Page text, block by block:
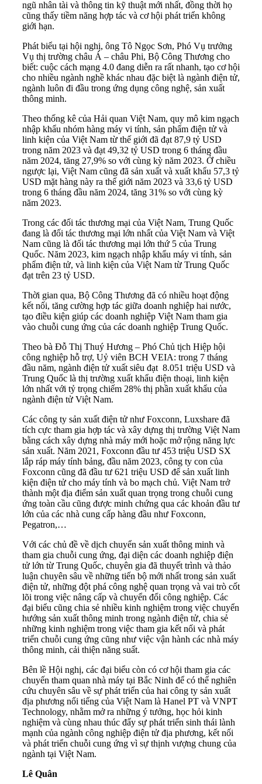
ngũ nhân tài và thông tin kỹ thuật mới nhất, đồng thời họ
cũng thấy tiềm năng hợp tác và cơ hội phát triển không
giới hạn.
Phát biểu tại hội nghị, ông Tô Ngọc Sơn, Phó Vụ trưởng
Vụ thị trường châu Á – châu Phi, Bộ Công Thương cho
biết: cuộc cách mạng 4.0 đang diễn ra rất nhanh, tạo cơ hội
cho nhiều ngành nghề khác nhau đặc biệt là ngành điện tử,
ngành luôn đi đầu trong ứng dụng công nghệ, sản xuất
thông minh.
Theo thống kê của Hải quan Việt Nam, quy mô kim ngạch
nhập khẩu nhóm hàng máy vi tính, sản phẩm điện tử và
linh kiện của Việt Nam từ thế giới đã đạt 87,9 tỷ USD
trong năm 2023 và đạt 49,32 tỷ USD trong 6 tháng đầu
năm 2024, tăng 27,9% so với cùng kỳ năm 2023. Ở chiều
ngược lại, Việt Nam cũng đã sản xuất và xuất khẩu 57,3 tỷ
USD mặt hàng này ra thế giới năm 2023 và 33,6 tỷ USD
trong 6 tháng đầu năm 2024, tăng 31% so với cùng kỳ
năm 2023.
Trong các đối tác thương mại của Việt Nam, Trung Quốc
đang là đối tác thương mại lớn nhất của Việt Nam và Việt
Nam cũng là đối tác thương mại lớn thứ 5 của Trung
Quốc. Năm 2023, kim ngạch nhập khẩu máy vi tính, sản
phẩm điện tử, và linh kiện của Việt Nam từ Trung Quốc
đạt trên 23 tỷ USD.
Thời gian qua, Bộ Công Thương đã có nhiều hoạt động
kết nối, tăng cường hợp tác giữa doanh nghiệp hai nước,
tạo điều kiện giúp các doanh nghiệp Việt Nam tham gia
vào chuỗi cung ứng của các doanh nghiệp Trung Quốc.
Theo bà Đỗ Thị Thuý Hương – Phó Chủ tịch Hiệp hội
công nghiệp hỗ trợ, Uỷ viên BCH VEIA: trong 7 tháng
đầu năm, ngành điện tử xuất siêu đạt 8.051 triệu USD và
Trung Quốc là thị trường xuất khẩu điện thoại, linh kiện
lớn nhất với tỷ trọng chiếm 28% thị phần xuất khẩu của
ngành điện tử Việt Nam.
Các công ty sản xuất điện tử như Foxconn, Luxshare đã
tích cực tham gia hợp tác và xây dựng thị trường Việt Nam
bằng cách xây dựng nhà máy mới hoặc mở rộng năng lực
sản xuất. Năm 2021, Foxconn đầu tư 453 triệu USD SX
lắp ráp máy tính bảng, đầu năm 2023, công ty con của
Foxconn cũng đã đầu tư 621 triệu USD để sản xuất linh
kiện điện tử cho máy tính và bo mạch chủ. Việt Nam trở
thành một địa điểm sản xuất quan trọng trong chuỗi cung
ứng toàn cầu cũng được minh chứng qua các khoản đầu tư
lớn của các nhà cung cấp hàng đầu như Foxconn,
Pegatron,…
Với các chủ đề về dịch chuyển sản xuất thông minh và
tham gia chuỗi cung ứng, đại diện các doanh nghiệp điện
tử lớn từ Trung Quốc, chuyên gia đã thuyết trình và thảo
luận chuyên sâu về những tiến bộ mới nhất trong sản xuất
điện tử, những đột phá công nghệ quan trọng và vai trò cốt
lõi trong việc nâng cấp và chuyển đổi công nghiệp. Các
đại biểu cũng chia sẻ nhiều kinh nghiệm trong việc chuyển
hướng sản xuất thông minh trong ngành điện tử, chia sẻ
những kinh nghiệm trong việc tham gia kết nối và phát
triển chuỗi cung ứng cũng như việc vận hành các nhà máy
thông minh, cải thiện năng suất.
Bên lề Hội nghị, các đại biểu còn có cơ hội tham gia các
chuyến tham quan nhà máy tại Bắc Ninh để có thể nghiên
cứu chuyên sâu về sự phát triển của hai công ty sản xuất
địa phương nổi tiếng của Việt Nam là Hanel PT và VNPT
Technology, nhằm mở ra những ý tưởng, học hỏi kinh
nghiệm và cùng nhau thúc đẩy sự phát triển sinh thái lành
mạnh của ngành công nghiệp điện tử địa phương, kết nối
và phát triển chuỗi cung ứng vì sự thịnh vượng chung của
ngành tại Việt Nam.
Lê Quân